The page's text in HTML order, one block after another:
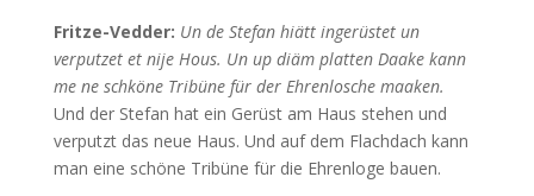
Fritze-Vedder: Un de Stefan hiätt ingerüstet un
verputzet et nije Hous. Un up diäm platten Daake kann
me ne schköne Tribüne für der Ehrenlosche maaken.
Und der Stefan hat ein Gerüst am Haus stehen und
verputzt das neue Haus. Und auf dem Flachdach kann
man eine schöne Tribüne für die Ehrenloge bauen.